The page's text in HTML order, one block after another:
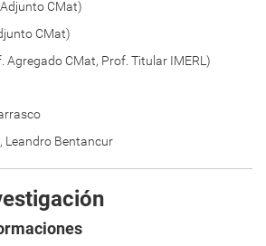
CMat)
CMat)
Agregado CMat, Prof. Titular IMERL)
Leandro Bentancur